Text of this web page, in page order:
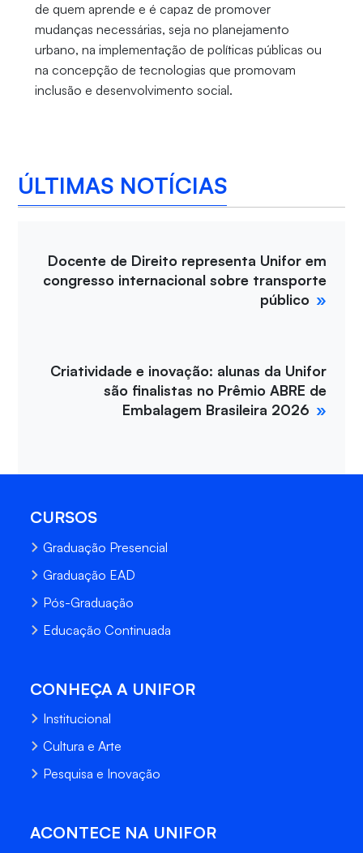
de quem aprende e é capaz de promover
mudanças necessárias, seja no planejamento
urbano, na implementação de políticas públicas ou
na concepção de tecnologias que promovam
inclusão e desenvolvimento social.
ÚLTIMAS NOTÍCIAS
Docente de Direito representa Unifor em
congresso internacional sobre transporte
público
Criatividade e inovação: alunas da Unifor
são finalistas no Prêmio ABRE de
Embalagem Brasileira 2026
CURSOS
Graduação Presencial
Graduação EAD
Pós-Graduação
Educação Continuada
CONHEÇA A UNIFOR
Institucional
Cultura e Arte
Pesquisa e Inovação
ACONTECE NA UNIFOR